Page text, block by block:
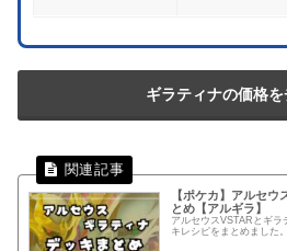
ギラティナの価格を
【ポケカ】アルセウ
とめ【アルギラ】
アルセウスVSTARとギラ
キレシピをまとめました。